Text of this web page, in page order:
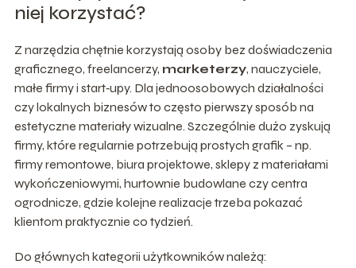
niej korzystać?
Z narzędzia chętnie korzystają osoby bez doświadczenia
graficznego, freelancerzy, marketerzy, nauczyciele,
małe firmy i start‑upy. Dla jednoosobowych działalności
czy lokalnych biznesów to często pierwszy sposób na
estetyczne materiały wizualne. Szczególnie dużo zyskują
firmy, które regularnie potrzebują prostych grafik – np.
firmy remontowe, biura projektowe, sklepy z materiałami
wykończeniowymi, hurtownie budowlane czy centra
ogrodnicze, gdzie kolejne realizacje trzeba pokazać
klientom praktycznie co tydzień.
Do głównych kategorii użytkowników należą: